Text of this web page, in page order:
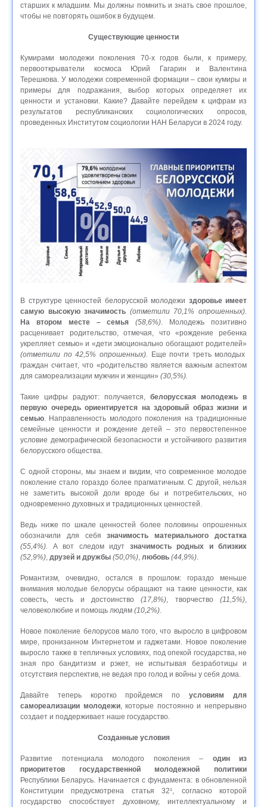
старших к младшим. Мы должны помнить и знать свое прошлое,
чтобы не повторять ошибок в будущем.
Существующие ценности
Кумирами молодежи поколения 70-х годов были, к примеру,
первооткрыватели космоса Юрий Гагарин и Валентина
Терешкова. У молодежи современной формации – свои кумиры и
примеры для подражания, выбор которых определяет их
ценности и установки. Какие? Давайте перейдем к цифрам из
результатов республиканских социологических опросов,
проведенных Институтом социологии НАН Беларуси в 2024 году.
В структуре ценностей белорусской молодежи здоровье имеет
самую высокую значимость (отметили 70,1% опрошенных).
На втором месте – семья (58,6%). Молодежь позитивно
расценивает родительство, отмечая, что «рождение ребенка
укрепляет семью» и «дети эмоционально обогащают родителей»
(отметили по 42,5% опрошенных). Еще почти треть молодых
граждан считает, что «родительство является важным аспектом
для самореализации мужчин и женщин» (30,5%).
Такие цифры радуют: получается, белорусская молодежь в
первую очередь ориентируется на здоровый образ жизни и
семью. Направленность молодого поколения на традиционные
семейные ценности и рождение детей – это первостепенное
условие демографической безопасности и устойчивого развития
белорусского общества.
С одной стороны, мы знаем и видим, что современное молодое
поколение стало гораздо более прагматичным. С другой, нельзя
не заметить высокой доли вроде бы и потребительских, но
одновременно духовных и традиционных ценностей.
Ведь ниже по шкале ценностей более половины опрошенных
обозначили для себя значимость материального достатка
(55,4%). А вот следом идут значимость родных и близких
(52,9%), друзей и дружбы (50,0%), любовь (44,9%).
Романтизм, очевидно, остался в прошлом: гораздо меньше
внимания молодые белорусы обращают на такие ценности, как
совесть, честь и достоинство (17,8%), творчество(11,5%),
человеколюбие и помощь людям (10,2%).
Новое поколение белорусов мало того, что выросло в цифровом
мире, пронизанном Интернетом и гаджетами. Новое поколение
выросло также в тепличных условиях, под опекой государства, не
зная про бандитизм и рэкет, не испытывая безработицы и
отсутствия перспектив, не ведая про голод и войны у себя дома.
Давайте теперь коротко пройдемся поусловиям для
самореализации молодежи, которые постоянно и непрерывно
создает и поддерживает наше государство.
Созданные условия
Развитие потенциала молодого поколения – один из
приоритетов государственной молодежной политики
Республики Беларусь. Начинается с фундамента: в обновленной
Конституции предусмотрена статья 32¹, согласно которой
государство способствует духовному, интеллектуальному и